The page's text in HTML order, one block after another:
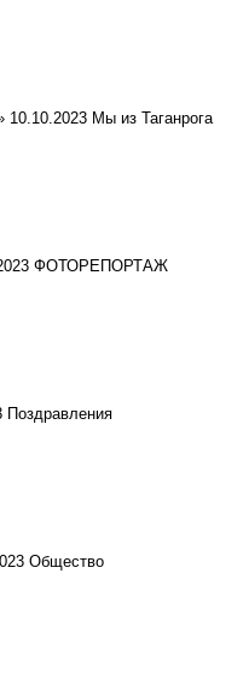
10.10.2023 Мы из Таганрога
ФОТОРЕПОРТАЖ
Поздравления
Общество